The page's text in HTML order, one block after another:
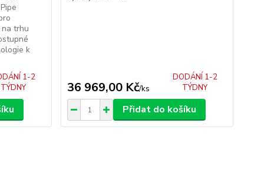
na trhu
k
1-2
TÝDNY
36 969,00 Kč/ks
DODÁNÍ 1-2
TÝDNY
Přidat do košíku